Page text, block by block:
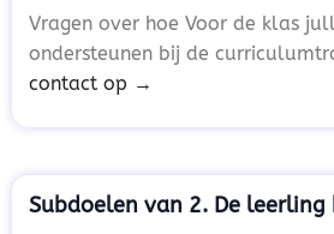
Vragen over hoe Voor de klas
ondersteunen bij de
contact op →
Subdoelen van 2. De